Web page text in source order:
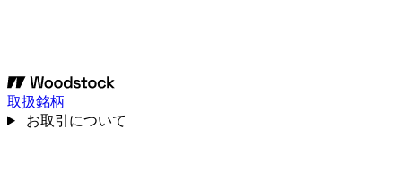
取扱銘柄
お取引について